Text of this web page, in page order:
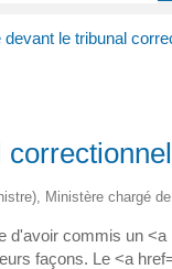
le tribunal
correctionnel
Ministère chargé
commis un
façons. Le <a